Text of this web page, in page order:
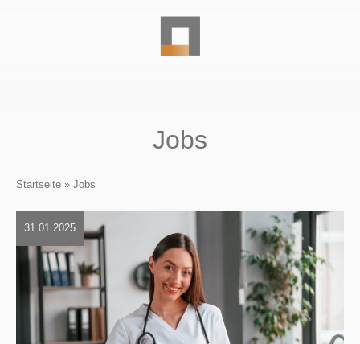
Jobs
Startseite » Jobs
31.01.2025